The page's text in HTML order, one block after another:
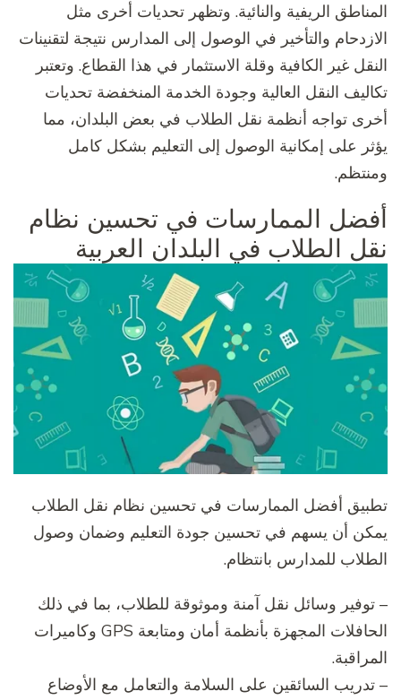
المناطق الريفية والنائية. وتظهر تحديات أخرى مثل
الازدحام والتأخير في الوصول إلى المدارس نتيجة لتقنينات
النقل غير الكافية وقلة الاستثمار في هذا القطاع. وتعتبر
تكاليف النقل العالية وجودة الخدمة المنخفضة تحديات
أخرى تواجه أنظمة نقل الطلاب في بعض البلدان، مما
يؤثر على إمكانية الوصول إلى التعليم بشكل كامل
ومنتظم.
أفضل الممارسات في تحسين نظام
نقل الطلاب في البلدان العربية
تطبيق أفضل الممارسات في تحسين نظام نقل الطلاب
يمكن أن يسهم في تحسين جودة التعليم وضمان وصول
الطلاب للمدارس بانتظام.
– توفير وسائل نقل آمنة وموثوقة للطلاب، بما في ذلك
الحافلات المجهزة بأنظمة أمان ومتابعة GPS وكاميرات
المراقبة.
– تدريب السائقين على السلامة والتعامل مع الأوضاع